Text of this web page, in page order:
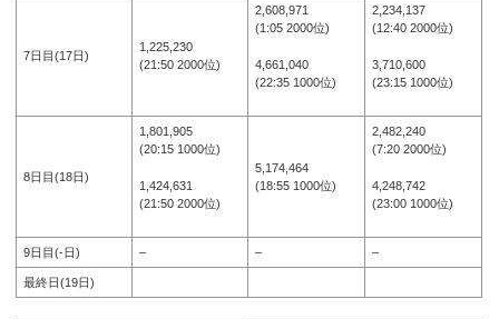
7日目(17日)
1,225,230
(21:50 2000位)
2,608,971
(1:05 2000位)
4,661,040
(22:35 1000位)
2,234,137
(12:40 2000位)
3,710,600
(23:15 1000位)
8日目(18日)
1,801,905
(20:15 1000位)
1,424,631
(21:50 2000位)
5,174,464
(18:55 1000位)
2,482,240
(7:20 2000位)
4,248,742
(23:00 1000位)
9日目(-日) – – –
最終日(19日)